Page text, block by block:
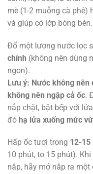
mè (1-2 muỗng cà phê)
và giúp có lớp bóng bén.
Đổ một lượng nước lọc
chính (không nên dùng
ngon).
Lưu ý: Nước không nên
không nên ngập cả ốc.
nắp chặt, bật bếp với
đó hạ lửa xuống mức
Hấp ốc tươi trong 12-15
10 phút, to 15 phút).
nắp, hãy mở nắp ra